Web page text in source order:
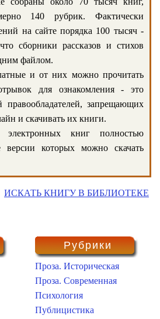
140 рубрик. Фактически
на сайте порядка 100 тысяч -
сборники рассказов и стихов
файлом.
и от них можно прочитать
для ознакомления - это
правообладателей, запрещающих
и скачивать их книги.
электронных книг полностью
версии которых можно скачать
ИСКАТЬ КНИГУ В БИБЛИОТЕКЕ
Рубрики
Проза. Историческая
Проза. Современная
Психология
Публицистика